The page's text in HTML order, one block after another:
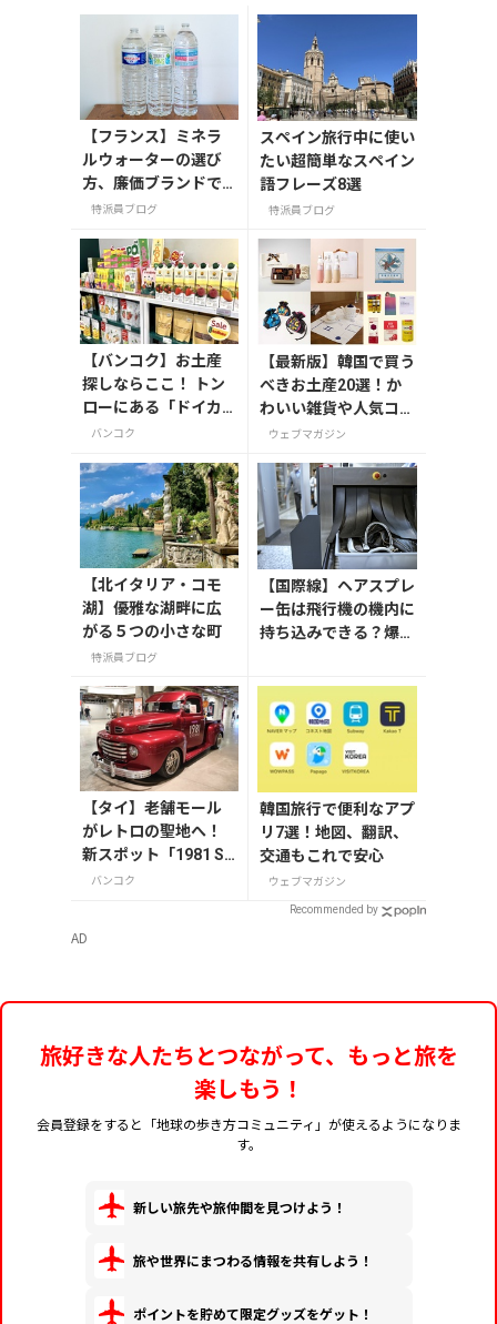
【フランス】ミネラ
ルウォーターの選び
方、廉価ブランドで
どれがおすすめか
特派員ブログ
スペイン旅行中に使い
たい超簡単なスペイン
語フレーズ8選
特派員ブログ
【バンコク】お土産
探しならここ！ トン
ローにある「ドイカ
ム」の専門店へ
バンコク
【最新版】韓国で買う
べきお土産20選！か
わいい雑貨や人気コス
メを紹介
ウェブマガジン
【北イタリア・コモ
湖】優雅な湖畔に広
がる５つの小さな町
特派員ブログ
【国際線】ヘアスプレ
ー缶は飛行機の機内に
持ち込みできる？爆発
【タイ】老舗モール
がレトロの聖地へ！
新スポット「1981 So
ul & Sold」を歩いて
バンコク
韓国旅行で便利なアプ
リ7選！地図、翻訳、
交通もこれで安心
ウェブマガジン
Recommended by
AD
旅好きな人たちとつながって、もっと旅を
楽しもう！
会員登録をすると「地球の歩き方コミュニティ」が使えるようになりま
す。
新しい旅先や旅仲間を見つけよう！
旅や世界にまつわる情報を共有しよう！
ポイントを貯めて限定グッズをゲット！